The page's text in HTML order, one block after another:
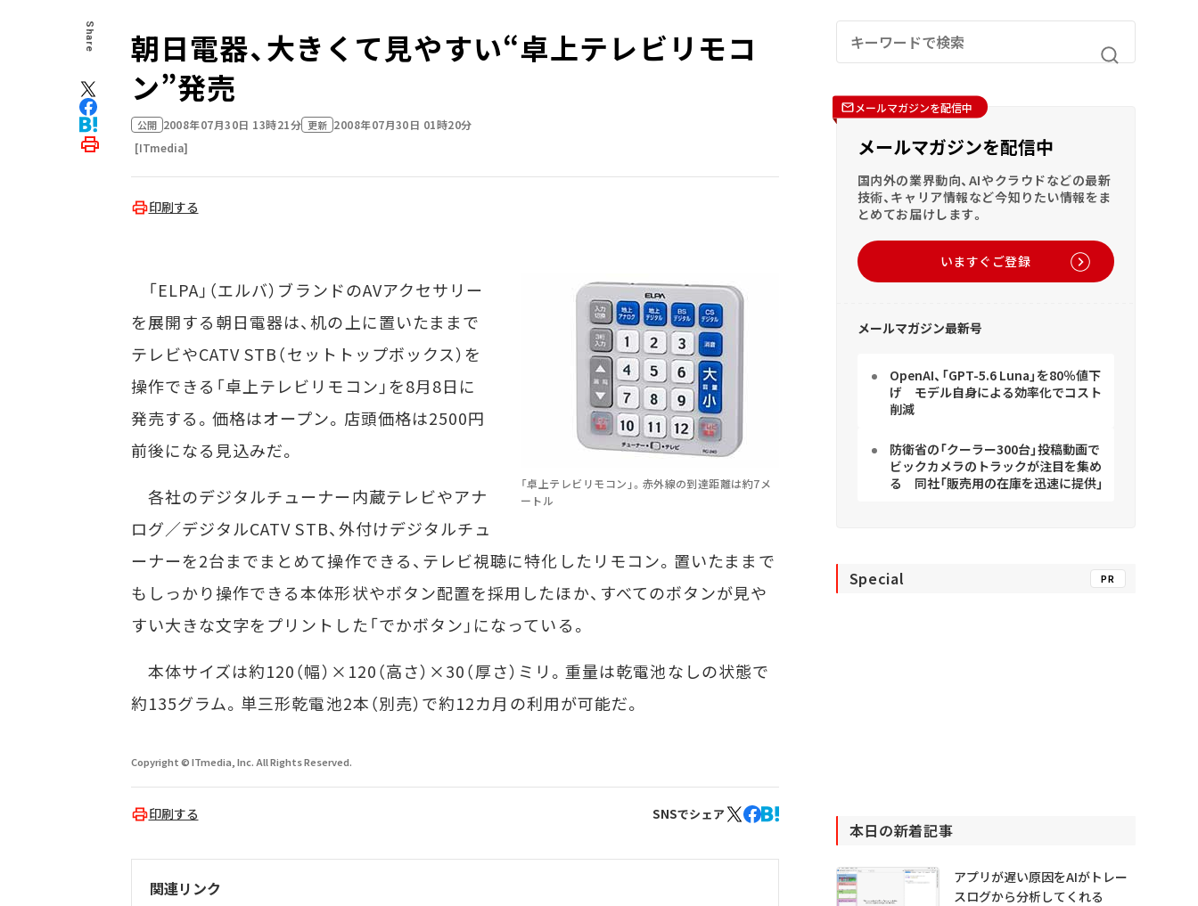
Share
朝日電器、大きくて見やすい“卓上テレビリモコ
ン”発売
公開 2008年07月30日 13時21分 更新 2008年07月30日 01時20分
[ITmedia]
印刷する
「卓上テレビリモコン」。赤外線の到達距離は約7メ
ートル
「ELPA」（エルバ）ブランドのAVアクセサリー
を展開する朝日電器は、机の上に置いたままで
テレビやCATV STB（セットトップボックス）を
操作できる「卓上テレビリモコン」を8月8日に
発売する。価格はオープン。店頭価格は2500円
前後になる見込みだ。
各社のデジタルチューナー内蔵テレビやアナ
ログ／デジタルCATV STB、外付けデジタルチュ
ーナーを2台までまとめて操作できる、テレビ視聴に特化したリモコン。置いたままで
もしっかり操作できる本体形状やボタン配置を採用したほか、すべてのボタンが見や
すい大きな文字をプリントした「でかボタン」になっている。
本体サイズは約120（幅）×120（高さ）×30（厚さ）ミリ。重量は乾電池なしの状態で
約135グラム。単三形乾電池2本（別売）で約12カ月の利用が可能だ。
Copyright © ITmedia, Inc. All Rights Reserved.
印刷する SNSでシェア
関連リンク
メールマガジンを配信中
メールマガジンを配信中
国内外の業界動向、AIやクラウドなどの最新
技術、キャリア情報など今知りたい情報をま
とめてお届けします。
いますぐご登録
メールマガジン最新号
OpenAI、「GPT-5.6 Luna」を80％値下
げ モデル自身による効率化でコスト
削減
防衛省の「クーラー300台」投稿動画で
ビックカメラのトラックが注目を集め
る 同社「販売用の在庫を迅速に提供」
Special PR
本日の新着記事
アプリが遅い原因をAIがトレー
スログから分析してくれる